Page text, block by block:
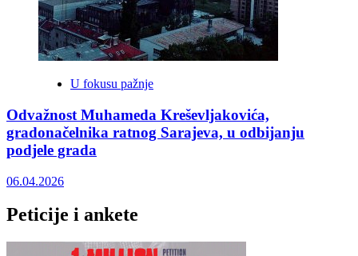
U fokusu pažnje
Odvažnost Muhameda Kreševljakovića,
gradonačelnika ratnog Sarajeva, u odbijanju
podjele grada
06.04.2026
Peticije i ankete